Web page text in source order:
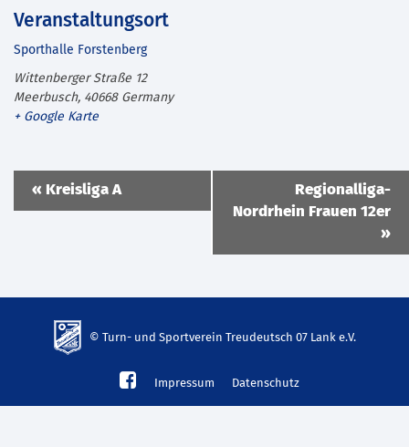
Veranstaltungsort
Sporthalle Forstenberg
Wittenberger Straße 12
Meerbusch, 40668 Germany
+ Google Karte
Veranstaltung
Navigation
« Kreisliga A
Regionalliga-
Nordrhein Frauen 12er
»
© Turn- und Sportverein Treudeutsch 07 Lank e.V.
mp3
Impressum Datenschutz